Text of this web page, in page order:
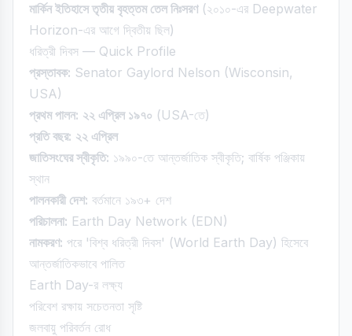
মার্কিন ইতিহাসে তৃতীয় বৃহত্তম তেল নিঃসরণ(২০১০-এর Deepwater
Horizon-এর আগে দ্বিতীয় ছিল)
ধরিত্রী দিবস — Quick Profile
প্রস্তাবক: Senator Gaylord Nelson (Wisconsin,
USA)
প্রথম পালন: ২২ এপ্রিল ১৯৭০ (USA-তে)
প্রতি বছর: ২২ এপ্রিল
জাতিসংঘের স্বীকৃতি: ১৯৯০-তে আন্তর্জাতিক স্বীকৃতি; বার্ষিক পঞ্জিকায়
স্থান
পালনকারী দেশ: বর্তমানে ১৯৩+ দেশ
পরিচালনা: Earth Day Network (EDN)
নামকরণ: পরে 'বিশ্ব ধরিত্রী দিবস' (World Earth Day) হিসেবে
আন্তর্জাতিকভাবে পালিত
Earth Day-র লক্ষ্য
পরিবেশ রক্ষায় সচেতনতা সৃষ্টি
জলবায়ু পরিবর্তন রোধ